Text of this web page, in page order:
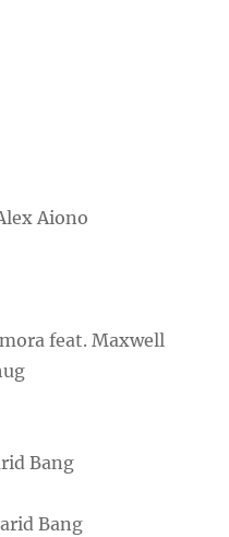
Aiono
feat. Maxwell
Bang
Bang